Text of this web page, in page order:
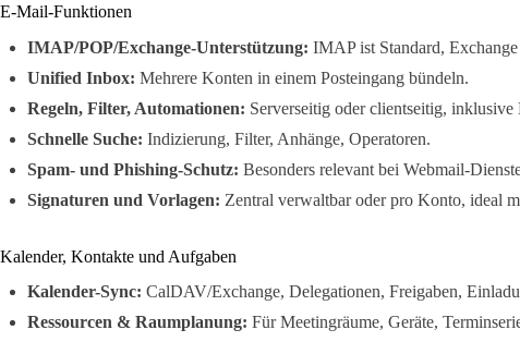
E-Mail-Funktionen
IMAP/POP/Exchange-Unterstützung: IMAP ist Standard,
Unified Inbox: Mehrere Konten in einem Posteingang bündeln.
Regeln, Filter, Automationen: Serverseitig oder clientseitig,
Schnelle Suche: Indizierung, Filter, Anhänge, Operatoren.
Spam- und Phishing-Schutz: Besonders relevant bei Webmail-
Signaturen und Vorlagen: Zentral verwaltbar oder pro Konto, ideal
Kalender, Kontakte und Aufgaben
Kalender-Sync: CalDAV/Exchange, Delegationen, Freigaben,
Ressourcen & Raumplanung: Für Meetingräume, Geräte,